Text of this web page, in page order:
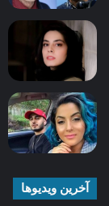
آخرین ویدیوها